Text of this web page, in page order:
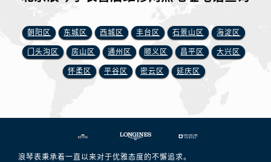
朝阳区 东城区 西城区 丰台区 石景山区 海淀区
门头沟区 房山区 通州区 顺义区 昌平区 大兴区
怀柔区 平谷区 密云区 延庆区
浪琴表秉承着一直以来对于优雅态度的不懈追求。